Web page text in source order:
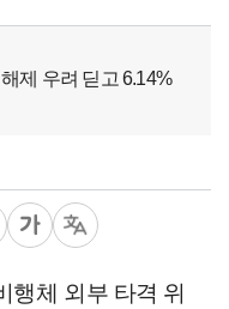
제 우려 딛고 6.14%
행체 외부 타격 위